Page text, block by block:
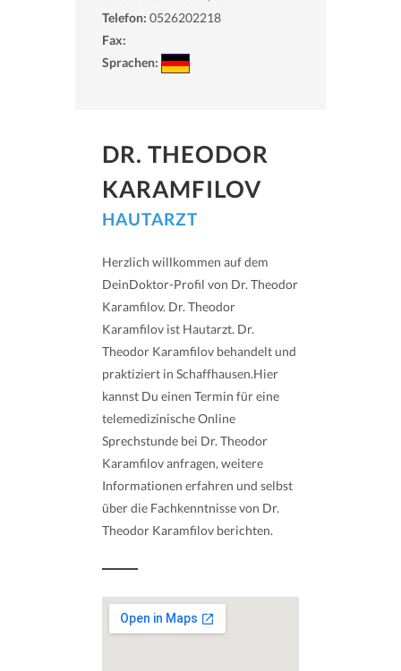
Telefon: 0526202218
Fax:
Sprachen:
DR. THEODOR
KARAMFILOV
HAUTARZT
Herzlich willkommen auf dem
DeinDoktor-Profil von Dr. Theodor
Karamfilov. Dr. Theodor
Karamfilov ist Hautarzt. Dr.
Theodor Karamfilov behandelt und
praktiziert in Schaffhausen.Hier
kannst Du einen Termin für eine
telemedizinische Online
Sprechstunde bei Dr. Theodor
Karamfilov anfragen, weitere
Informationen erfahren und selbst
über die Fachkenntnisse von Dr.
Theodor Karamfilov berichten.